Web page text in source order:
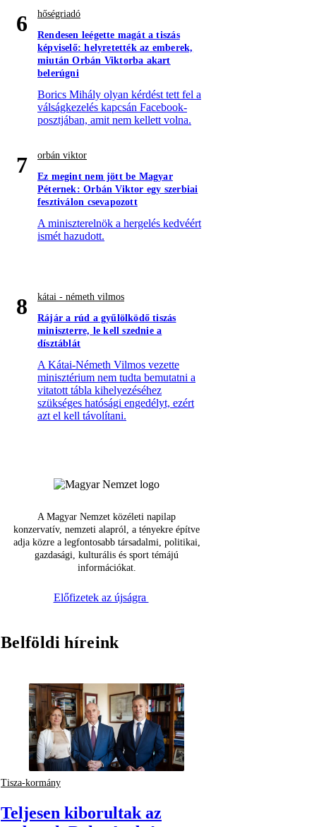
6
hőségriadó
Rendesen leégette magát a tiszás
képviselő: helyretették az emberek,
miután Orbán Viktorba akart
belerúgni
Borics Mihály olyan kérdést tett fel a
válságkezelés kapcsán Facebook-
posztjában, amit nem kellett volna.
7
orbán viktor
Ez megint nem jött be Magyar
Péternek: Orbán Viktor egy szerbiai
fesztiválon csevapozott
A miniszterelnök a hergelés kedvéért
ismét hazudott.
8
kátai - németh vilmos
Rájár a rúd a gyűlölködő tiszás
miniszterre, le kell szednie a
dísztáblát
A Kátai-Németh Vilmos vezette
minisztérium nem tudta bemutatni a
vitatott tábla kihelyezéséhez
szükséges hatósági engedélyt, ezért
azt el kell távolítani.
A Magyar Nemzet közéleti napilap
konzervatív, nemzeti alapról, a tényekre építve
adja közre a legfontosabb társadalmi, politikai,
gazdasági, kulturális és sport témájú
információkat.
Előfizetek az újságra
Belföldi híreink
Tisza-kormány
Teljesen kiborultak az